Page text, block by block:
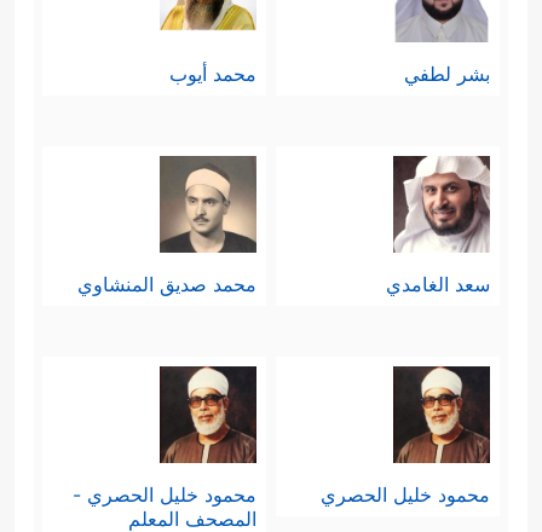
بشر لطفي محمد أيوب
سعد الغامدي محمد صديق المنشاوي
محمود خليل الحصري
محمود خليل الحصري -
المصحف المعلم